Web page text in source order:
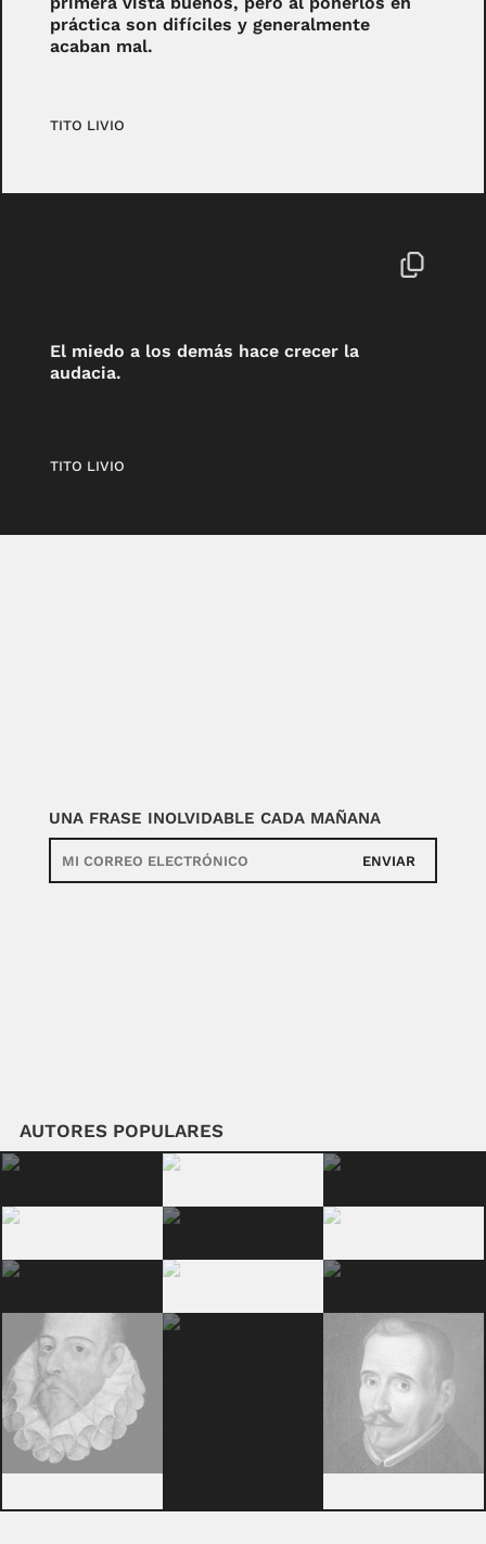
práctica son difíciles y generalmente
acaban mal.
TITO LIVIO
El miedo a los demás hace crecer la
audacia.
TITO LIVIO
UNA FRASE INOLVIDABLE CADA MAÑANA
ENVIAR
AUTORES POPULARES